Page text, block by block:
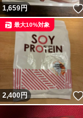
1,659円
2,400円
最大10%対象